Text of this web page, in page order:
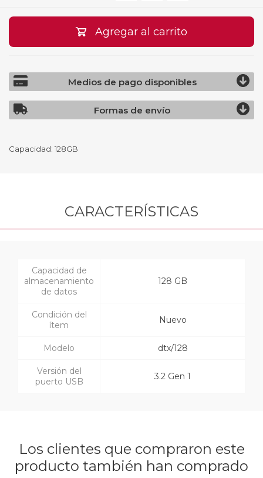
Agregar al carrito
Medios de pago disponibles
Formas de envío
Capacidad: 128GB
CARACTERÍSTICAS
Capacidad de
almacenamiento
de datos
128 GB
Condición del
ítem
Nuevo
Modelo dtx/128
Versión del
puerto USB
3.2 Gen 1
Los clientes que compraron este
producto también han comprado